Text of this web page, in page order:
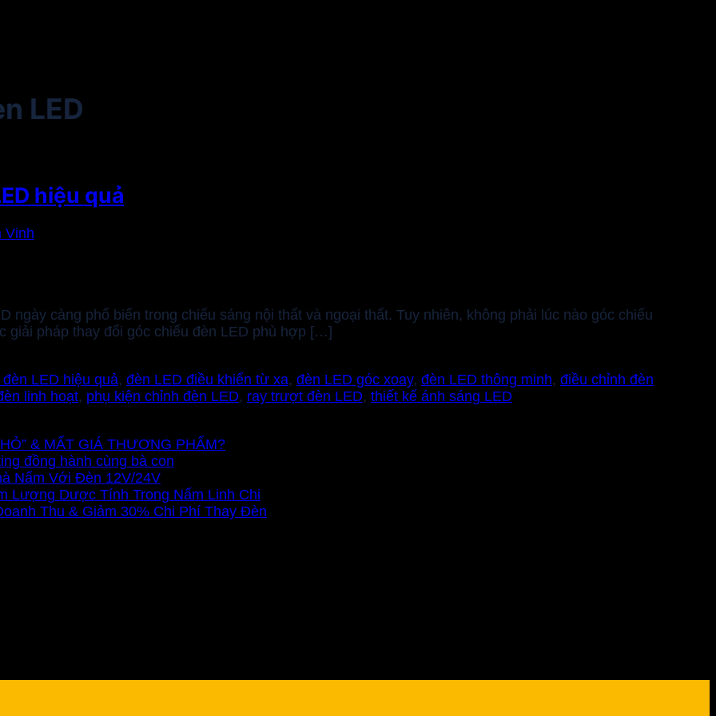
LED
hiệu quả
Vinh
ngày càng phổ biến trong chiếu sáng nội thất và ngoại thất. Tuy nhiên, không phải lúc nào góc chiếu
giải pháp thay đổi góc chiếu đèn LED phù hợp […]
LED hiệu quả, đèn LED điều khiển từ xa, đèn LED góc xoay, đèn LED thông minh, điều chỉnh đèn
linh hoạt, phụ kiện chỉnh đèn LED, ray trượt đèn LED, thiết kế ánh sáng LED
& MẤT GIÁ THƯƠNG PHẨM?
đồng hành cùng bà con
Nấm Với Đèn 12V/24V
Lượng Dược Tính Trong Nấm Linh Chi
Thu & Giảm 30% Chi Phí Thay Đèn